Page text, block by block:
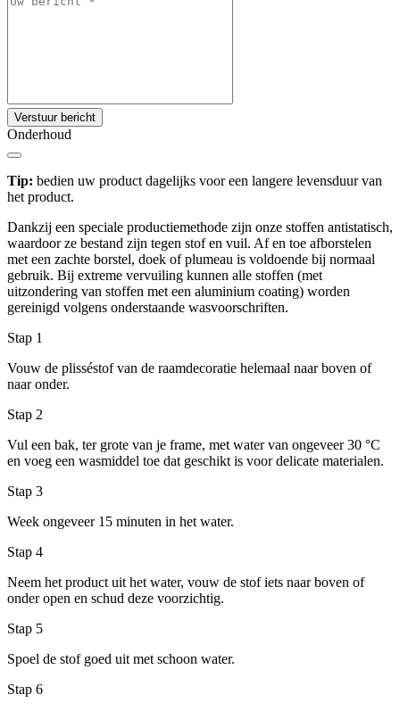
Verstuur bericht
Onderhoud
Tip: bedien uw product dagelijks voor een langere levensduur van
het product.
Dankzij een speciale productiemethode zijn onze stoffen antistatisch,
waardoor ze bestand zijn tegen stof en vuil. Af en toe afborstelen
met een zachte borstel, doek of plumeau is voldoende bij normaal
gebruik. Bij extreme vervuiling kunnen alle stoffen (met
uitzondering van stoffen met een aluminium coating) worden
gereinigd volgens onderstaande wasvoorschriften.
Stap 1
Vouw de plisséstof van de raamdecoratie helemaal naar boven of
naar onder.
Stap 2
Vul een bak, ter grote van je frame, met water van ongeveer 30 °C
en voeg een wasmiddel toe dat geschikt is voor delicate materialen.
Stap 3
Week ongeveer 15 minuten in het water.
Stap 4
Neem het product uit het water, vouw de stof iets naar boven of
onder open en schud deze voorzichtig.
Stap 5
Spoel de stof goed uit met schoon water.
Stap 6